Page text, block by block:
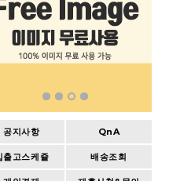
공지사항 QnA
출고스케쥴 배송조회
BUY IT NOW